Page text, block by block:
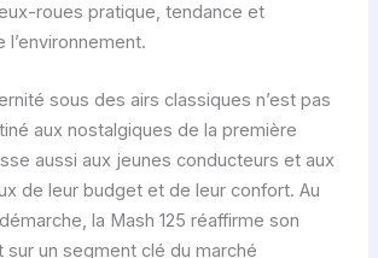
roues pratique, tendance et
sous des airs classiques n’est pas
aux nostalgiques de la première
aussi aux jeunes conducteurs et aux
de leur budget et de leur confort. Au
la Mash 125 réaffirme son
sur un segment clé du marché